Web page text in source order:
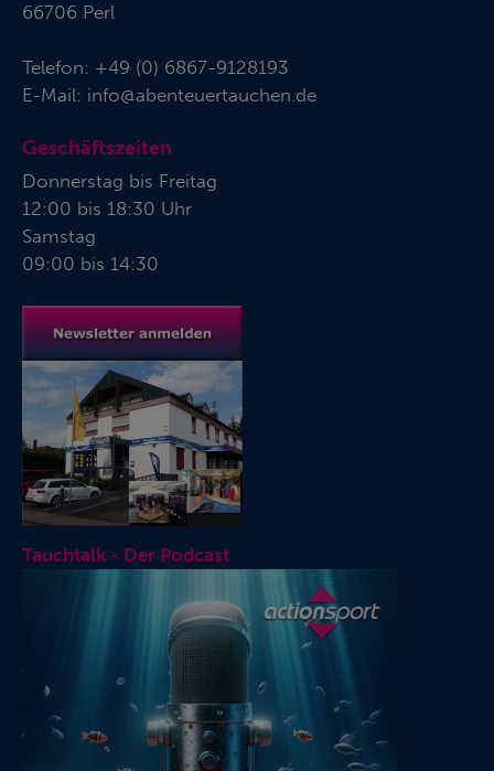
66706 Perl
Telefon: +49 (0) 6867-9128193
E-Mail: info@abenteuertauchen.de
Geschäftszeiten
Donnerstag bis Freitag
12:00 bis 18:30 Uhr
Samstag
09:00 bis 14:30
Tauchtalk - Der Podcast